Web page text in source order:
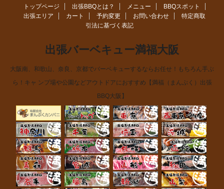
トップページ 出張BBQとは？ メニュー
BBQスポット
出張エリア
カート 予約変更 お問い合わせ
特定商取
引法に基づく表記
出張バーベキュー満福大阪
大阪南、和歌山、奈良、京都でバーベキューするならお任せ！もちろん手ぶ
ら！キャ ンプ場や公園などアウトドアにおすすめ【満福（まんぷく）出張
BBQ大阪】